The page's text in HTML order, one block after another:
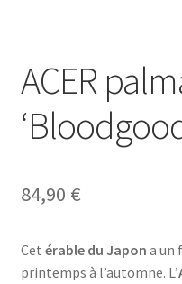
ACER
84,90 €
Cet érable du Japon a un
printemps à l’automne. L’